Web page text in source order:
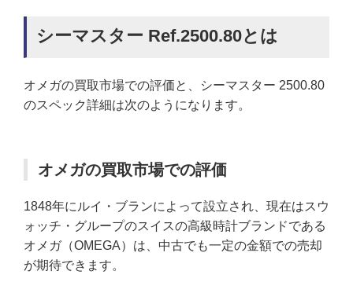
シーマスター Ref.2500.80とは
オメガの買取市場での評価と、シーマスター 2500.80
のスペック詳細は次のようになります。
オメガの買取市場での評価
1848年にルイ・ブランによって設立され、現在はスウ
ォッチ・グループのスイスの高級時計ブランドである
オメガ（OMEGA）は、中古でも一定の金額での売却
が期待できます。